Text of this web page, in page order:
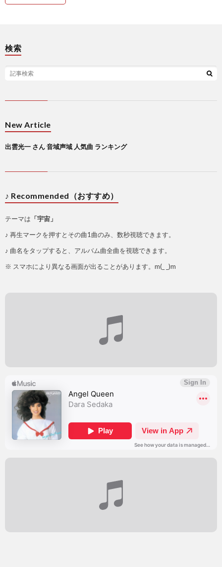
検索
New Article
出雲光一 さん 音域声域 人気曲 ランキング
♪ Recommended（おすすめ）
テーマは 「宇宙」
♪ 再生マークを押すとその曲1曲のみ、数秒視聴できます。
♪ 曲名をタップすると、アルバム曲全曲を視聴できます。
※ スマホにより異なる画面が出ることがあります。m(_ _)m